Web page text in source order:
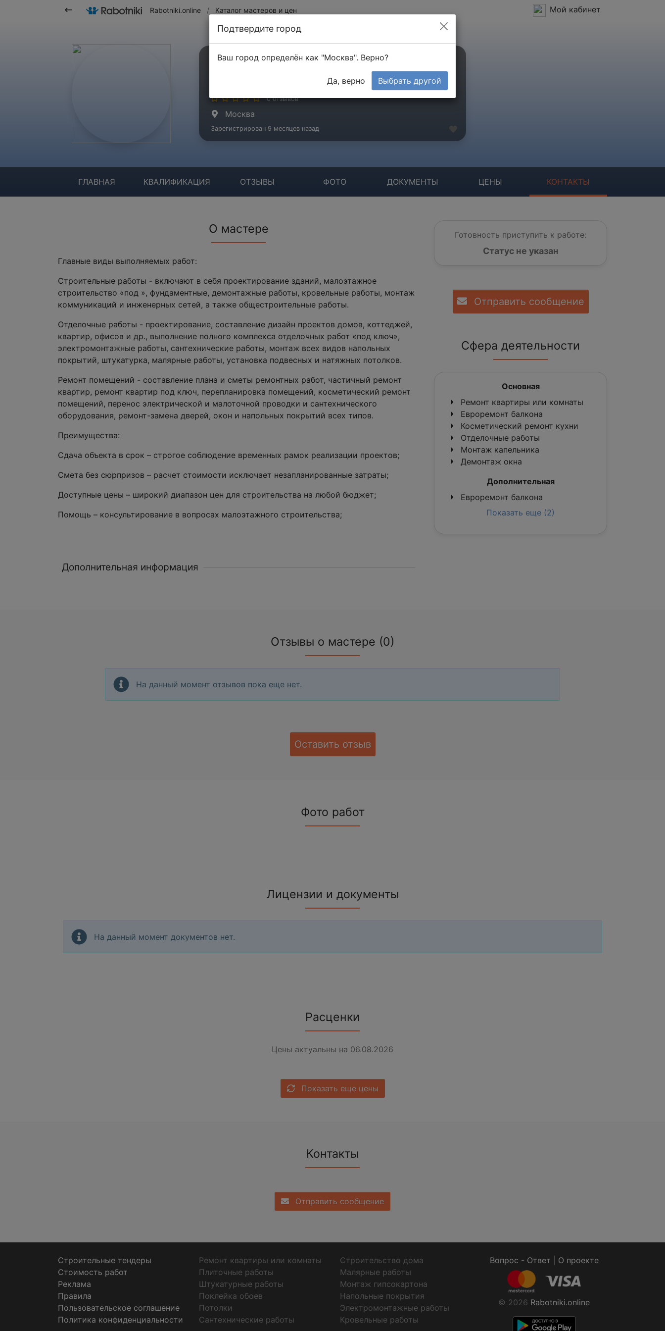
Rabotniki.online / Каталог мастеров и цен Мой кабинет
Ярослав
0 отзывов
Москва
Зарегистрирован 9 месяцев назад
ГЛАВНАЯ КВАЛИФИКАЦИЯ ОТЗЫВЫ ФОТО ДОКУМЕНТЫ ЦЕНЫ КОНТАКТЫ
О мастере
Главные виды выполняемых работ:
Строительные работы - включают в себя проектирование зданий, малоэтажное
строительство «под », фундаментные, демонтажные работы, кровельные работы, монтаж
коммуникаций и инженерных сетей, а также общестроительные работы.
Отделочные работы - проектирование, составление дизайн проектов домов, коттеджей,
квартир, офисов и др., выполнение полного комплекса отделочных работ «под ключ»,
электромонтажные работы, сантехнические работы, монтаж всех видов напольных
покрытий, штукатурка, малярные работы, установка подвесных и натяжных потолков.
Ремонт помещений - составление плана и сметы ремонтных работ, частичный ремонт
квартир, ремонт квартир под ключ, перепланировка помещений, косметический ремонт
помещений, перенос электрической и малоточной проводки и сантехнического
оборудования, ремонт-замена дверей, окон и напольных покрытий всех типов.
Преимущества:
Сдача объекта в срок – строгое соблюдение временных рамок реализации проектов;
Смета без сюрпризов – расчет стоимости исключает незапланированные затраты;
Доступные цены – широкий диапазон цен для строительства на любой бюджет;
Помощь – консультирование в вопросах малоэтажного строительства;
Дополнительная информация
Готовность приступить к работе:
Статус не указан
Отправить сообщение
Сфера деятельности
Основная
Ремонт квартиры или комнаты
Евроремонт балкона
Косметический ремонт кухни
Отделочные работы
Монтаж капельника
Демонтаж окна
Дополнительная
Евроремонт балкона
Показать еще (2)
Отзывы о мастере (0)
На данный момент отзывов пока еще нет.
Оставить отзыв
Фото работ
Лицензии и документы
На данный момент документов нет.
Расценки
Цены актуальны на 06.08.2026
Показать еще цены
Контакты
Отправить сообщение
Строительные тендеры
Стоимость работ
Реклама
Правила
Пользовательское соглашение
Политика конфиденциальности
Ремонт квартиры или комнаты
Строительство дома
Плиточные работы
Малярные работы
Штукатурные работы
Монтаж гипсокартона
Поклейка обоев
Напольные покрытия
Потолки
Электромонтажные работы
Сантехнические работы
Кровельные работы
Вопрос - Ответ О проекте
© 2026 Rabotniki.online
Подтвердите город
Ваш город определён как "Москва". Верно?
Да, верно Выбрать другой